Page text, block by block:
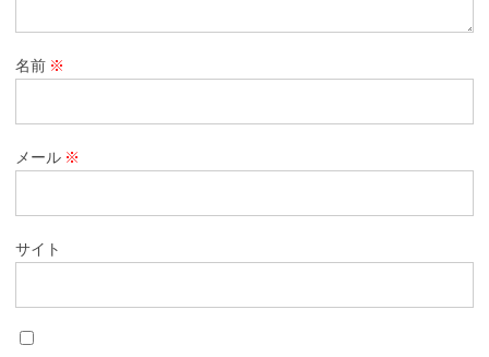
名前 ※
メール ※
サイト